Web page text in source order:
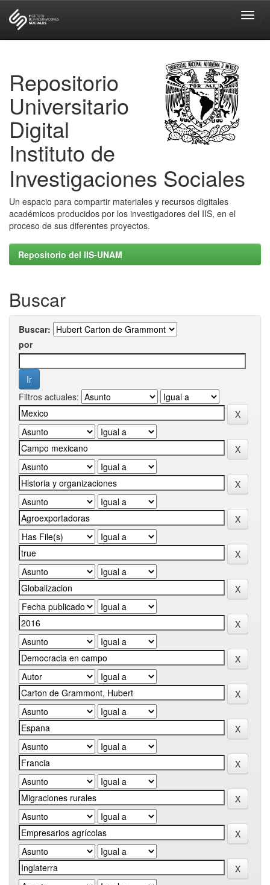
Repositorio
Universitario
Digital
Instituto de
Investigaciones Sociales
Un espacio para compartir materiales y recursos digitales
académicos producidos por los investigadores del IIS, en el
proceso de sus diferentes proyectos.
Repositorio del IIS-UNAM
Buscar
Buscar:
por
Filtros actuales: